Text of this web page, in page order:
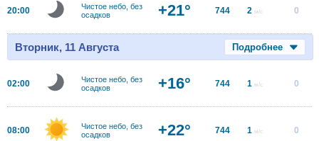
20:00
Чистое небо, без
осадков
+21° 744 2 м/с 0
Вторник, 11 Августа Подробнее
02:00
Чистое небо, без
осадков
+16° 744 1 м/с 0
08:00
Чистое небо, без
осадков
+22° 744 1 м/с 0